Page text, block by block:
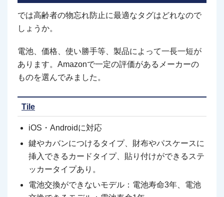
では高齢者の物忘れ防止に最適なタグはどれなので
しょうか。
電池、価格、使い勝手等、製品によって一長一短が
あります。Amazonで一定の評価があるメーカーの
ものを選んでみました。
Tile
iOS・Androidに対応
鍵やカバンにつけるタイプ、財布やパスケースに
挿入できるカードタイプ、貼り付けができるステ
ッカータイプあり。
電池交換ができないモデル：電池寿命3年、電池